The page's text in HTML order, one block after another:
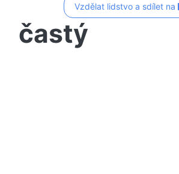
Vzdělat lidstvo a sdílet na
častý